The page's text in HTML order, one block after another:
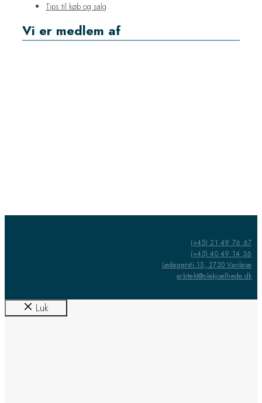
Tips til køb og salg
Vi er medlem af
(+45) 21 49 76 67
(+45) 40 49 14 36
Ledagersti 15, 2720 Vanløse
arkitekt@olekjoelhede.dk
Luk